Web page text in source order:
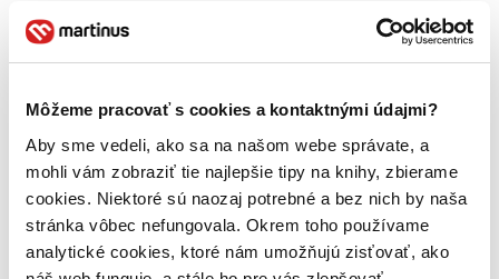
Môžeme pracovať s cookies a kontaktnými údajmi?
Aby sme vedeli, ako sa na našom webe správate, a
mohli vám zobraziť tie najlepšie tipy na knihy, zbierame
cookies. Niektoré sú naozaj potrebné a bez nich by naša
stránka vôbec nefungovala. Okrem toho používame
analytické cookies, ktoré nám umožňujú zisťovať, ako
Že zažívam každodenne radosť zákazníkov, či už malých, alebo aj
dospelých, keď sa tešia z novej knihy, a odchádzajú od nás s
radosťou, to je pocit na nezaplatenie! Veľký bonus mojej práce. A
ešte dynamika, množstvo informácií, ľudia ako takí (aj kolegovia).
6. Ktorá kniha ťa v živote najviac ovplyvnila…
To sa jednoznačne nedá povedať, myslím, že som neustále